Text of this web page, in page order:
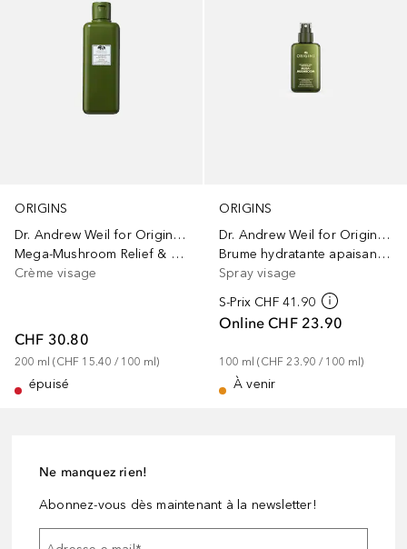
ORIGINS
Dr. Andrew Weil for Origins™
Mega-Mushroom Relief & Resilience Soothing Treatment Lotion
Crème visage
CHF 30.80
200 ml (CHF 15.40 / 100 ml)
épuisé
ORIGINS
Dr. Andrew Weil for Origins™
Brume hydratante apaisante Mega Mushroom avec reishi et champignon des neiges
Spray visage
S-Prix CHF 41.90
Online CHF 23.90
100 ml (CHF 23.90 / 100 ml)
À venir
Ne manquez rien!
Abonnez-vous dès maintenant à la newsletter!